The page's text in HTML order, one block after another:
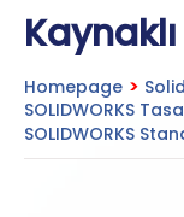
Homepage >
SOLIDWORKS
SOLIDWORKS